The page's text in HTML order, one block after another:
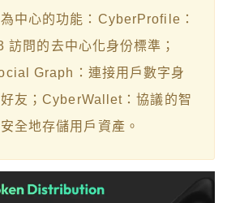
中心的功能：CyberProfile：
訪問的去中心化身份標準；
Graph：連接用戶數字身
友；CyberWallet：協議的智
全地存儲用戶資產。